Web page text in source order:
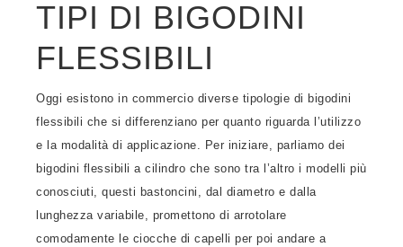
TIPI DI BIGODINI
FLESSIBILI
Oggi esistono in commercio diverse tipologie di bigodini
flessibili che si differenziano per quanto riguarda l’utilizzo
e la modalità di applicazione. Per iniziare, parliamo dei
bigodini flessibili a cilindro che sono tra l’altro i modelli più
conosciuti, questi bastoncini, dal diametro e dalla
lunghezza variabile, promettono di arrotolare
comodamente le ciocche di capelli per poi andare a